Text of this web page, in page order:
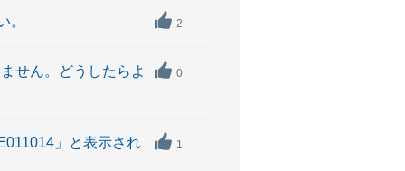
。 2
せん。どうしたらよ 0
」と表示され 1